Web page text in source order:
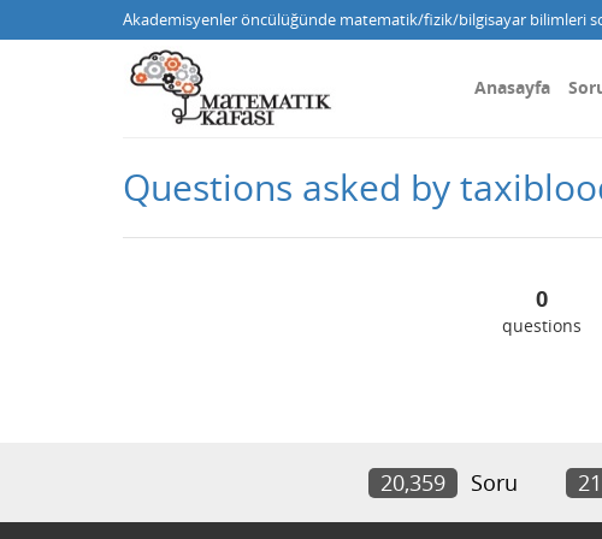
Akademisyenler öncülüğünde matematik/fizik/bilgisayar bilimleri
Anasayfa
Questions asked by
0
questions
20,359 Soru